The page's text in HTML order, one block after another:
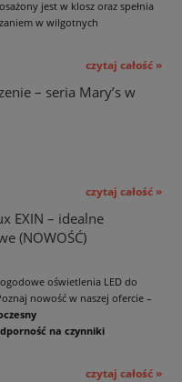
jest w klosz oraz spełnia
w wilgotnych
czytaj całość »
– seria Mary’s w
czytaj całość »
EXIN – idealne
(NOWOŚĆ)
oświetlenia LED do
nowość w naszej ofercie –
na czynniki
czytaj całość »